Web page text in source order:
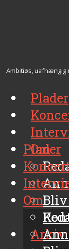
Ambitiøs, uafhængig
Plader
Om
Arkiv
Plader
Om